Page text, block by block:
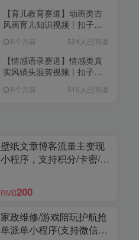
【育儿教育赛道】动画类古
风画育儿知识视频丨扣子工
6个月前 524人已阅读
【情感语录赛道】情感类真
实风镜头混剪视频丨扣子工
6个月前 515人已阅读
壁纸文章博客流量主变现
小程序，支持积分/卡密/激
RMB200
家政维修/游戏陪玩护航抢
单派单小程序(支持微信和